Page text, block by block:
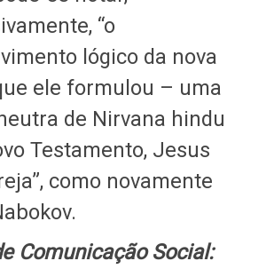
“o
lógico da nova
ele formulou – uma
de Nirvana hindu
Testamento, Jesus
como novamente
Comunicação Social: